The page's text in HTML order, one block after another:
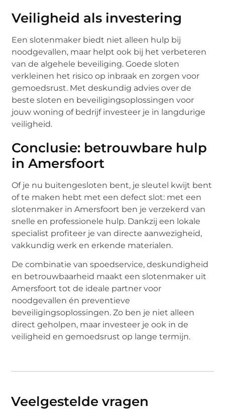
Veiligheid als investering
Een slotenmaker biedt niet alleen hulp bij
noodgevallen, maar helpt ook bij het verbeteren
van de algehele beveiliging. Goede sloten
verkleinen het risico op inbraak en zorgen voor
gemoedsrust. Met deskundig advies over de
beste sloten en beveiligingsoplossingen voor
jouw woning of bedrijf investeer je in langdurige
veiligheid.
Conclusie: betrouwbare hulp
in Amersfoort
Of je nu buitengesloten bent, je sleutel kwijt bent
of te maken hebt met een defect slot: met een
slotenmaker in Amersfoort ben je verzekerd van
snelle en professionele hulp. Dankzij een lokale
specialist profiteer je van directe aanwezigheid,
vakkundig werk en erkende materialen.
De combinatie van spoedservice, deskundigheid
en betrouwbaarheid maakt een slotenmaker uit
Amersfoort tot de ideale partner voor
noodgevallen én preventieve
beveiligingsoplossingen. Zo ben je niet alleen
direct geholpen, maar investeer je ook in de
veiligheid en gemoedsrust op lange termijn.
Veelgestelde vragen